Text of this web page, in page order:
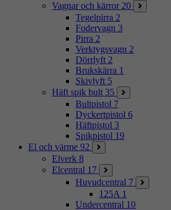
Vagnar och kärror 20
Tegelpirra 2
Fodervagn 3
Pirra 2
Verktygsvagn 2
Dörrlyft 2
Brukskärra 1
Skivlyft 5
Häft spik bult 35
Bultpistol 7
Dyckertpistol 6
Häftpistol 3
Spikpistol 19
El och värme 92
Elverk 8
Elcentral 17
Huvudcentral 7
125A 1
Undercentral 10